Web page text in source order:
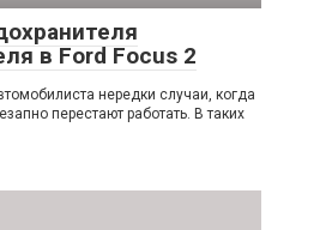
в Ford Focus 2
нередки случаи, когда
перестают работать. В таких